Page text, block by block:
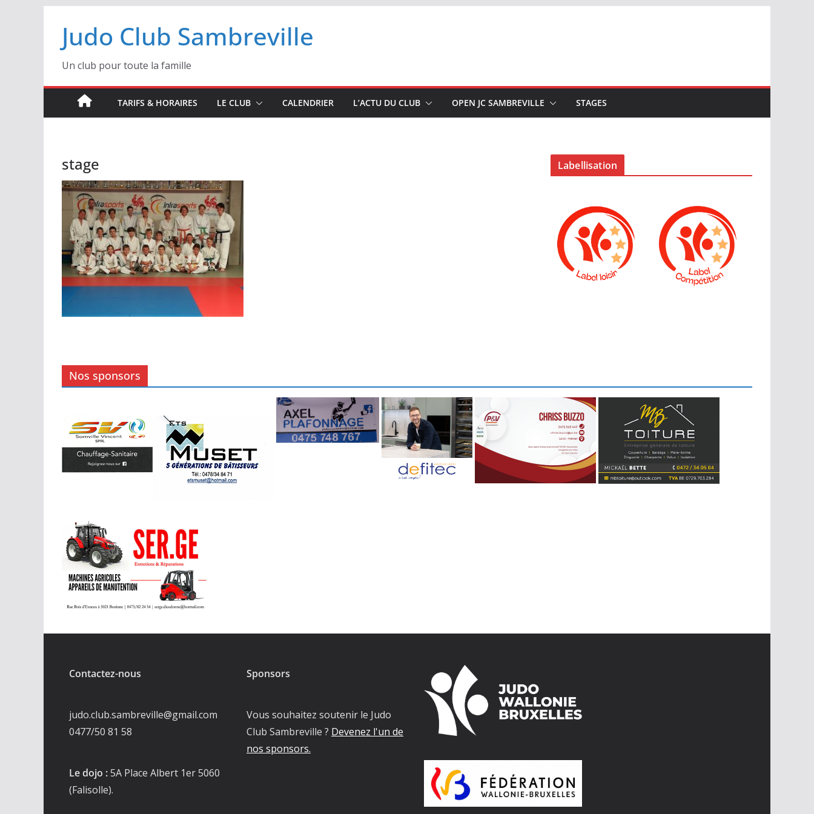
contenu
Judo Club Sambreville
Un club pour toute la famille
TARIFS & HORAIRES LE CLUB CALENDRIER L’ACTU DU CLUB OPEN JC SAMBREVILLE STAGES
stage Labellisation
Nos sponsors
Contactez-nous
judo.club.sambreville@gmail.com
0477/50 81 58
Le dojo :5A Place Albert 1er 5060
(Falisolle).
Sponsors
Vous souhaitez soutenir le Judo
Club Sambreville ? Devenez l'un de
nos sponsors.